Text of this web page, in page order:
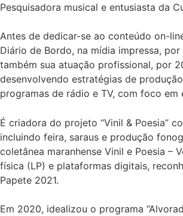
Pesquisadora musical e entusiasta da
Antes de dedicar-se ao conteúdo on-
Diário de Bordo, na mídia impressa,
também sua atuação profissional, por
desenvolvendo estratégias de
programas de rádio e TV, com foco em
É criadora do projeto “Vinil & Poesia”
incluindo feira, saraus e produção
coletânea maranhense Vinil e Poesia –
física (LP) e plataformas digitais,
Papete 2021.
Em 2020, idealizou o programa